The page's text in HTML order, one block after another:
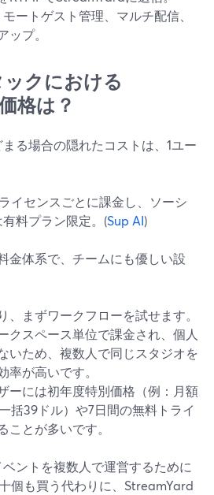
ートゲスト管理、マルチ配信、
ップ。
クにおける
格は？
まる場合の隠れたコストは、1ユー
イセンスごとに課金し、ソーシ
料プラン限定。(Sup AI)
金体系で、チームにも優しい設
、まずワークフローを試せます。
クスペース単位で課金され、個人
いため、複数人で同じスタジオを
率が高いです。
ーには初年度特別価格（例：月額
括39ドル）や7日間の無料トライ
ことが多いです。
ントを複数人で運営するために
個も買う代わりに、StreamYard